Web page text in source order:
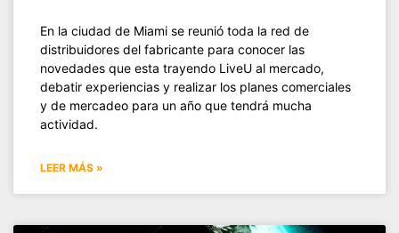
En la ciudad de Miami se reunió toda la red de
distribuidores del fabricante para conocer las
novedades que esta trayendo LiveU al mercado,
debatir experiencias y realizar los planes comerciales
y de mercadeo para un año que tendrá mucha
actividad.
LEER MÁS »